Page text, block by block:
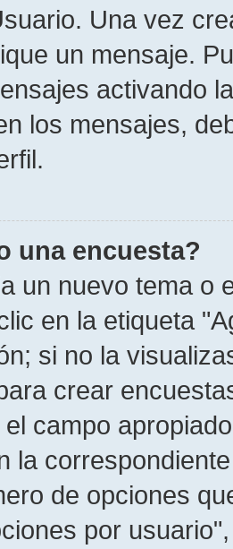
Una vez
un mensaje.
activando
los mensajes,
una encuesta?
un nuevo tema o
en la etiqueta
si no la
crear
campo
la
de opciones
por